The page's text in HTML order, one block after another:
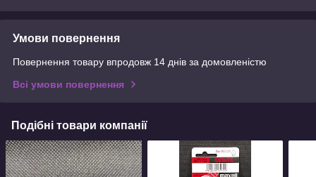
Умови повернення
Повернення товару впродовж 14 днів за домовленістю
Всі умови повернення
Подібні товари компанії